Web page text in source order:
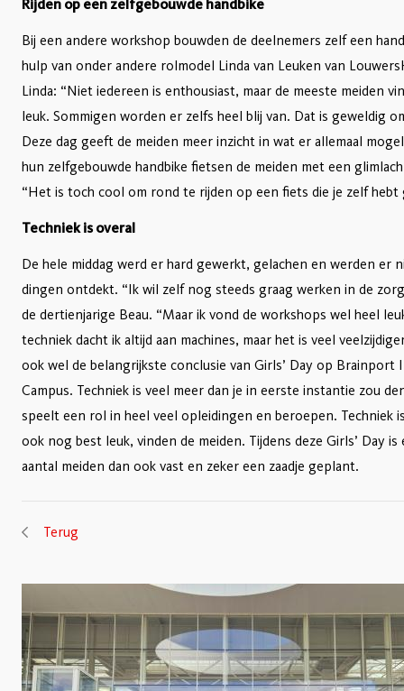
Rijden op een zelfgebouwde handbike
Bij een andere workshop bouwden de deelnemers zelf een
hulp van onder andere rolmodel Linda van Leuken van
Linda: “Niet iedereen is enthousiast, maar de meeste meiden
leuk. Sommigen worden er zelfs heel blij van. Dat is geweldig
Deze dag geeft de meiden meer inzicht in wat er allemaal
hun zelfgebouwde handbike fietsen de meiden met een
“Het is toch cool om rond te rijden op een fiets die je zelf hebt
Techniek is overal
De hele middag werd er hard gewerkt, gelachen en werden er
dingen ontdekt. “Ik wil zelf nog steeds graag werken in de
de dertienjarige Beau. “Maar ik vond de workshops wel heel
techniek dacht ik altijd aan machines, maar het is veel
ook wel de belangrijkste conclusie van Girls’ Day op Brainport
Campus. Techniek is veel meer dan je in eerste instantie zou
speelt een rol in heel veel opleidingen en beroepen. Techniek
ook nog best leuk, vinden de meiden. Tijdens deze Girls’ Day is
aantal meiden dan ook vast en zeker een zaadje geplant.
Terug